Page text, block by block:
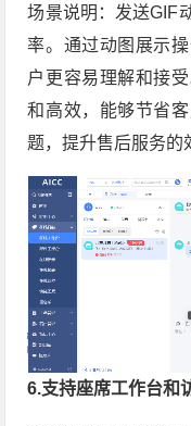
场景说明：发送GIF
率。通过动图展示
户更容易理解和接
和高效，能够节省
题，提升售后服务的
6.支持座席工作台和